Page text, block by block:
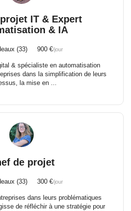
IT & Expert
& IA
(33) 900 €/jour
& spécialiste en automatisation
dans la simplification de leurs
la mise en ...
de projet
(33) 300 €/jour
dans leurs problématiques
de réfléchir à une stratégie pour